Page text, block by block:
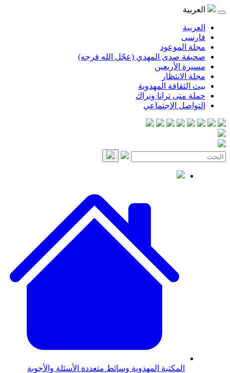
المهدي (عجّل الله فرجه)
المهدوية
ترانا ونراك
الاجتماعي
المهدويةوسائط متعددةالأسئلة والأجوبة